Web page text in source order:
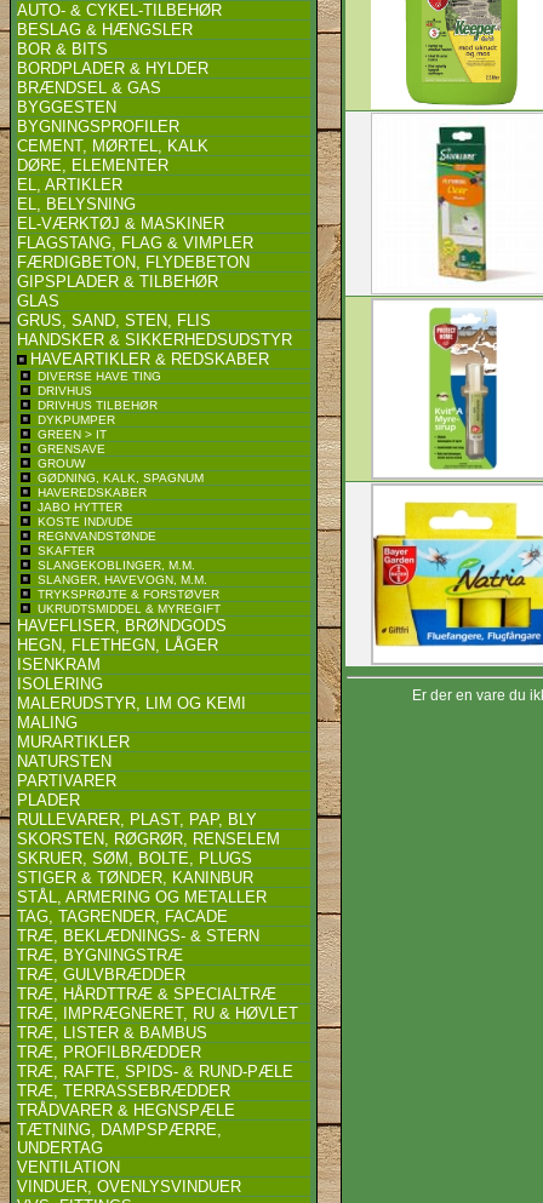
AUTO- & CYKEL-TILBEHØR
BESLAG & HÆNGSLER
BOR & BITS
BORDPLADER & HYLDER
BRÆNDSEL & GAS
BYGGESTEN
BYGNINGSPROFILER
CEMENT, MØRTEL, KALK
DØRE, ELEMENTER
EL, ARTIKLER
EL, BELYSNING
EL-VÆRKTØJ & MASKINER
FLAGSTANG, FLAG & VIMPLER
FÆRDIGBETON, FLYDEBETON
GIPSPLADER & TILBEHØR
GLAS
GRUS, SAND, STEN, FLIS
HANDSKER & SIKKERHEDSUDSTYR
HAVEARTIKLER & REDSKABER
DIVERSE HAVE TING
DRIVHUS
DRIVHUS TILBEHØR
DYKPUMPER
GREEN > IT
GRENSAVE
GROUW
GØDNING, KALK, SPAGNUM
HAVEREDSKABER
JABO HYTTER
KOSTE IND/UDE
REGNVANDSTØNDE
SKAFTER
SLANGEKOBLINGER, M.M.
SLANGER, HAVEVOGN, M.M.
TRYKSPRØJTE & FORSTØVER
UKRUDTSMIDDEL & MYREGIFT
HAVEFLISER, BRØNDGODS
HEGN, FLETHEGN, LÅGER
ISENKRAM
ISOLERING
MALERUDSTYR, LIM OG KEMI
MALING
MURARTIKLER
NATURSTEN
PARTIVARER
PLADER
RULLEVARER, PLAST, PAP, BLY
SKORSTEN, RØGRØR, RENSELEM
SKRUER, SØM, BOLTE, PLUGS
STIGER & TØNDER, KANINBUR
STÅL, ARMERING OG METALLER
TAG, TAGRENDER, FACADE
TRÆ, BEKLÆDNINGS- & STERN
TRÆ, BYGNINGSTRÆ
TRÆ, GULVBRÆDDER
TRÆ, HÅRDTTRÆ & SPECIALTRÆ
TRÆ, IMPRÆGNERET, RU & HØVLET
TRÆ, LISTER & BAMBUS
TRÆ, PROFILBRÆDDER
TRÆ, RAFTE, SPIDS- & RUND-PÆLE
TRÆ, TERRASSEBRÆDDER
TRÅDVARER & HEGNSPÆLE
TÆTNING, DAMPSPÆRRE,
UNDERTAG
VENTILATION
VINDUER, OVENLYSVINDUER
Er der en vare du